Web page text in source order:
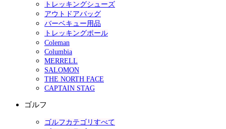
トレッキングシューズ
アウトドアバッグ
バーベキュー用品
トレッキングポール
Coleman
Columbia
MERRELL
SALOMON
THE NORTH FACE
CAPTAIN STAG
ゴルフ
ゴルフカテゴリすべて